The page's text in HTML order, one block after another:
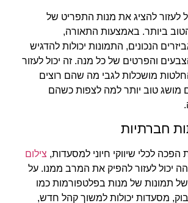
לעזור להציג את מנות התפריט של
ביותר. באמצעות התאורה,
הנכונים, התמונות יכולות להדגיש
והפרטים של כל מנה. זה יכול לעזור
מושכלות לגבי מה שהם רוצים
מושג טוב יותר למה לצפות כשהם
חברתיות
לכלי שיווקי חיוני למסעדות, צילום
יכול לעזור להפיק את המרב ממנו. על
של תמונות של מנות בפלטפורמות כמו
מסעדות יכולות למשוך קהל חדש,